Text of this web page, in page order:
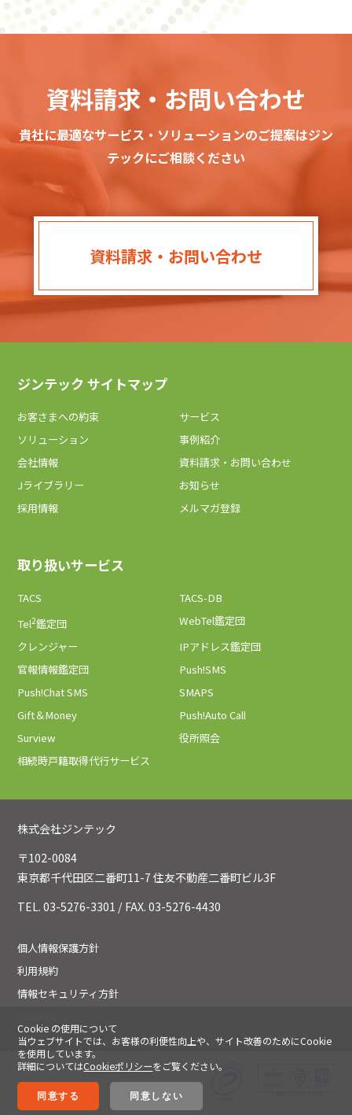
Cookie の使用について
当ウェブサイトでは、お客様の利便性向上や、サイト改善のためにCookie
を使用しています。
詳細についてはCookieポリシーをご覧ください。
同意する 同意しない
資料請求・お問い合わせ
貴社に最適なサービス・ソリューションのご提案はジン
テックにご相談ください
資料請求・お問い合わせ
ジンテック サイトマップ
お客さまへの約束
サービス
ソリューション
事例紹介
会社情報
資料請求・お問い合わせ
Jライブラリー
お知らせ
採用情報
メルマガ登録
取り扱いサービス
TACS
TACS-DB
Tel2鑑定団
WebTel鑑定団
クレンジャー
IPアドレス鑑定団
官報情報鑑定団
Push!SMS
Push!Chat SMS
SMAPS
Gift＆Money
Push!Auto Call
Surview
役所照会
相続時戸籍取得代行サービス
株式会社ジンテック
〒102-0084
東京都千代田区二番町11-7 住友不動産二番町ビル3F
TEL. 03-5276-3301 / FAX. 03-5276-4430
個人情報保護方針
利用規約
情報セキュリティ方針
©jintec Corporation 2020. All
Rights Reserved.